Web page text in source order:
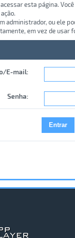
esta página.
administrador, ou ele
em vez de usar
E-mail:
Senha: